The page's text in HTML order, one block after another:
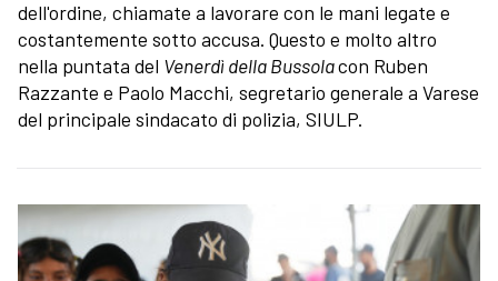
dell'ordine, chiamate a lavorare con le mani legate e
costantemente sotto accusa. Questo e molto altro
nella puntata del Venerdì della Bussolacon Ruben
Razzante e Paolo Macchi, segretario generale a Varese
del principale sindacato di polizia, SIULP.